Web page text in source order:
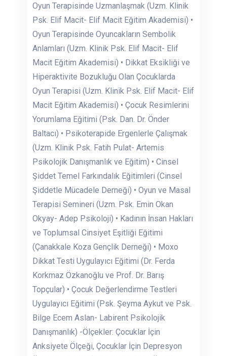
Oyun Terapisinde Uzmanlaşmak (Uzm. Klinik
Psk. Elif Macit- Elif Macit Eğitim Akademisi) •
Oyun Terapisinde Oyuncakların Sembolik
Anlamları (Uzm. Klinik Psk. Elif Macit- Elif
Macit Eğitim Akademisi) • Dikkat Eksikliği ve
Hiperaktivite Bozukluğu Olan Çocuklarda
Oyun Terapisi (Uzm. Klinik Psk. Elif Macit- Elif
Macit Eğitim Akademisi) • Çocuk Resimlerini
Yorumlama Eğitimi (Psk. Dan. Dr. Önder
Baltacı) • Psikoterapide Ergenlerle Çalışmak
(Uzm. Klinik Psk. Fatih Pulat- Artemis
Psikolojik Danışmanlık ve Eğitim) • Cinsel
Şiddet Temel Farkındalık Eğitimleri (Cinsel
Şiddetle Mücadele Derneği) • Oyun ve Masal
Terapisi Semineri (Uzm. Psk. Emin Okan
Okyay- Adep Psikoloji) • Kadının İnsan Hakları
ve Toplumsal Cinsiyet Eşitliği Eğitimi
(Çanakkale Koza Gençlik Derneği) • Moxo
Dikkat Testi Uygulayıcı Eğitimi (Dr. Ferda
Korkmaz Özkanoğlu ve Prof. Dr. Barış
Topçular) • Çocuk Değerlendirme Testleri
Uygulayıcı Eğitimi (Psk. Şeyma Aykut ve Psk.
Bilge Ecem Aslan- Labirent Psikolojik
Danışmanlık) -Ölçekler: Çocuklar İçin
Anksiyete Ölçeği, Çocuklar İçin Depresyon